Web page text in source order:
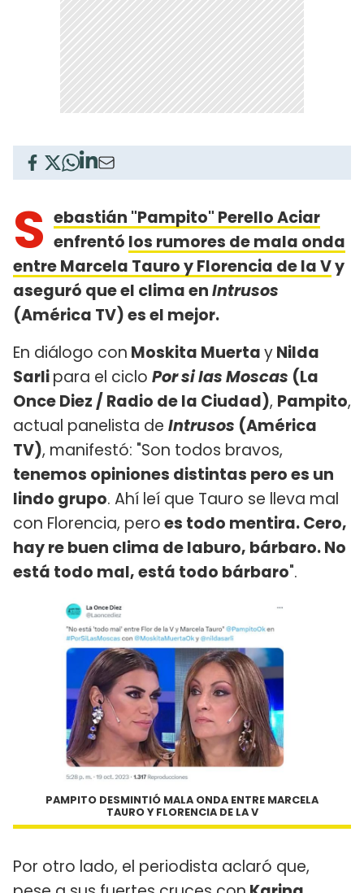
S ebastián "Pampito" Perello Aciar
enfrentó los rumores de mala onda
entre Marcela Tauro y Florencia de la Vy
aseguró que el clima enIntrusos
(América TV) es el mejor.
En diálogo con Moskita MuertayNilda
Sarlipara el ciclo Por si las Moscas (La
Once Diez / Radio de la Ciudad), Pampito,
actual panelista de Intrusos (América
TV), manifestó: "Son todos bravos,
tenemos opiniones distintas pero es un
lindo grupo. Ahí leí que Tauro se lleva mal
con Florencia, peroes todo mentira. Cero,
hay re buen clima de laburo, bárbaro. No
está todo mal, está todo bárbaro".
PAMPITO DESMINTIÓ MALA ONDA ENTRE MARCELA
TAURO Y FLORENCIA DE LA V
Por otro lado, el periodista aclaró que,